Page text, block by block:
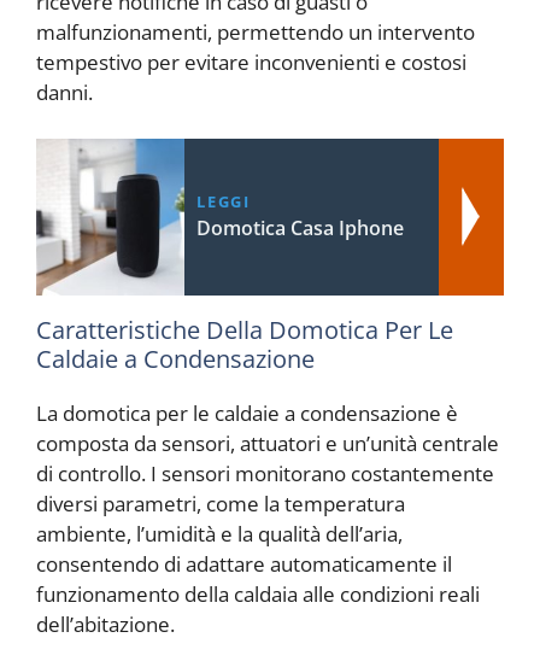
malfunzionamenti, permettendo un intervento
tempestivo per evitare inconvenienti e costosi
danni.
LEGGI
Domotica Casa Iphone
Caratteristiche Della Domotica Per Le
Caldaie a Condensazione
La domotica per le caldaie a condensazione è
composta da sensori, attuatori e un’unità centrale
di controllo. I sensori monitorano costantemente
diversi parametri, come la temperatura
ambiente, l’umidità e la qualità dell’aria,
consentendo di adattare automaticamente il
funzionamento della caldaia alle condizioni reali
dell’abitazione.